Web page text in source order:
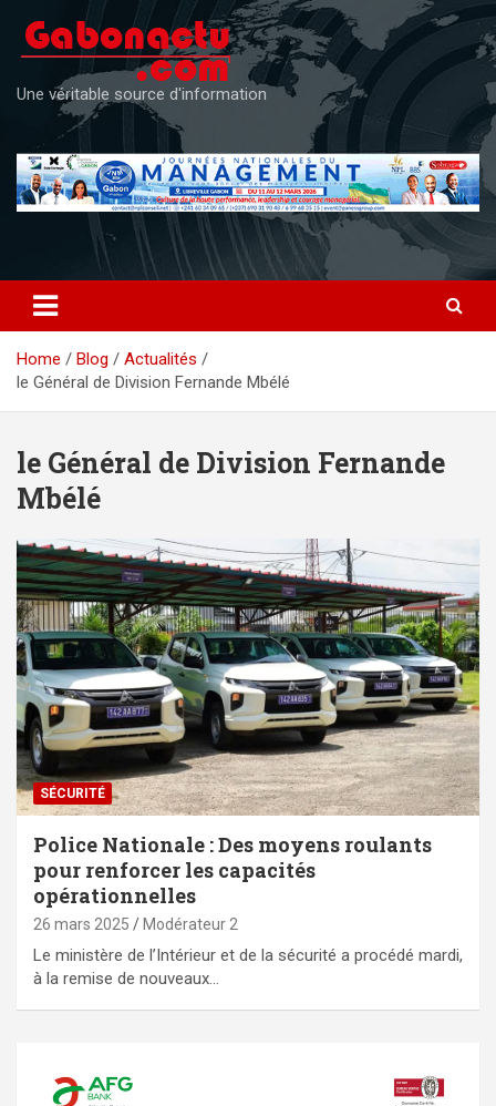
content
Une véritable source d'information
Home Blog
Actualités
le Général de Division Fernande Mbélé
le Général de Division Fernande
Mbélé
SÉCURITÉ
Police Nationale : Des moyens roulants
pour renforcer les capacités
opérationnelles
26 mars 2025 Modérateur 2
Le ministère de l’Intérieur et de la sécurité a procédé mardi,
à la remise de nouveaux…